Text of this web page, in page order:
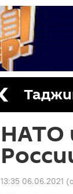
НАТО
13:35 06.06.2021